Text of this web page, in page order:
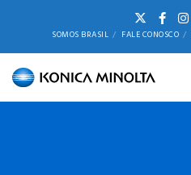
SOMOS BRASIL FALE CONOSCO